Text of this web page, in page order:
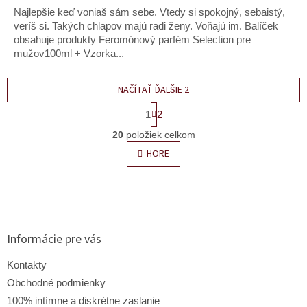
z
hviezdičiek.
Najlepšie keď voniaš sám sebe. Vtedy si spokojný, sebaistý,
veríš si. Takých chlapov majú radi ženy. Voňajú im. Balíček
obsahuje produkty Feromónový parfém Selection pre
mužov100ml + Vzorka...
O
v
l
á
a
y
NAČÍTAŤ ĎALŠIE 2
S
t
r
á
n
k
v
1 2
20položiek celkom
HORE
Z
Informácie pre vás
Kontakty
Obchodné podmienky
100% intímne a diskrétne zaslanie